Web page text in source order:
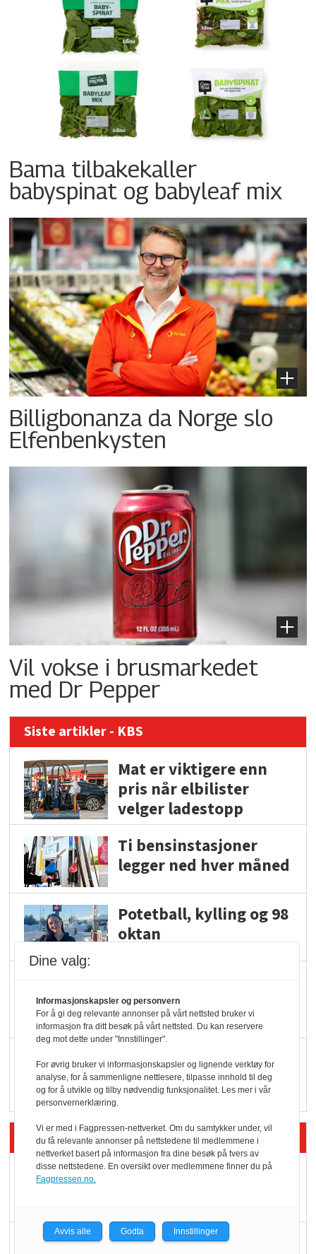
Bama tilbakekaller
babyspinat og babyleaf mix
Billigbonanza da Norge slo
Elfenbenkysten
Vil vokse i brusmarkedet
med Dr Pepper
Siste artikler - KBS
Mat er viktigere enn
pris når elbilister
velger ladestopp
Ti bensinstasjoner
legger ned hver måned
Potetball, kylling og 98
oktan
endring: Stadig større
serveringstilbud
Vokser med ferdigmat
i dagligvare
Siste artikler - Butikk i praksis
Rema-flaggskip
Slik opprettholdes
Dine valg:
Informasjonskapsler og personvern
For å gi deg relevante annonser på vårt nettsted bruker vi
informasjon fra ditt besøk på vårt nettsted. Du kan reservere
deg mot dette under "Innstillinger".
For øvrig bruker vi informasjonskapsler og lignende verktøy for
analyse, for å sammenligne nettlesere, tilpasse innhold til deg
og for å utvikle og tilby nødvendig funksjonalitet. Les mer i vår
personvernerklæring.
Vi er med i Fagpressen-nettverket. Om du samtykker under, vil
du få relevante annonser på nettstedene til medlemmene i
nettverket basert på informasjon fra dine besøk på tvers av
disse nettstedene. En oversikt over medlemmene finner du på
Fagpressen.no.
Avvis alle Godta Innstillinger